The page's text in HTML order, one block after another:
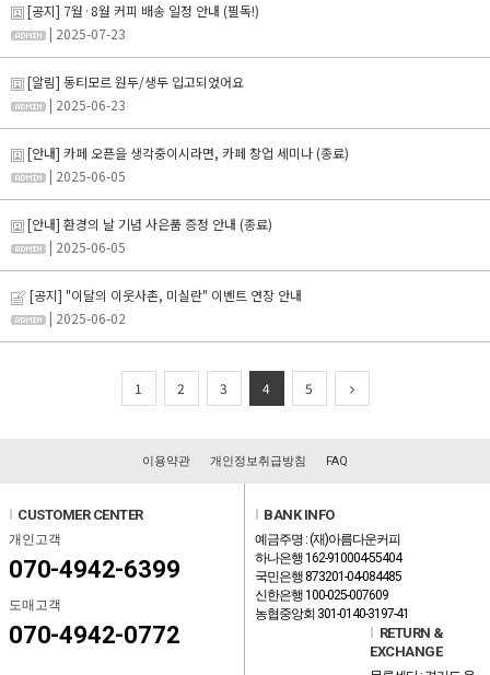
[공지] 7월·8월 커피 배송 일정 안내 (필독!)
| 2025-07-23
[알림] 동티모르 원두/생두 입고되었어요
| 2025-06-23
[안내] 카페 오픈을 생각중이시라면, 카페 창업 세미나 (종료)
| 2025-06-05
[안내] 환경의 날 기념 사은품 증정 안내 (종료)
| 2025-06-05
[공지] "이달의 이웃사촌, 미실란" 이벤트 연장 안내
| 2025-06-02
1 2 3 4 5
이용약관 개인정보취급방침 FAQ
CUSTOMER CENTER
개인고객
070-4942-6399
도매고객
070-4942-0772
BANK INFO
예금주명 : (재)아름다운커피
하나은행 162-910004-55404
국민은행 873201-04-084485
신한은행 100-025-007609
농협중앙회 301-0140-3197-41
RETURN &
EXCHANGE